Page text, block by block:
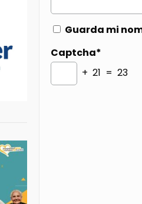
Guarda mi
Captcha*
+ 21 = 23